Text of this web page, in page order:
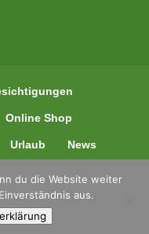
Online Shop
Urlaub News
du die Website weiter
aus.